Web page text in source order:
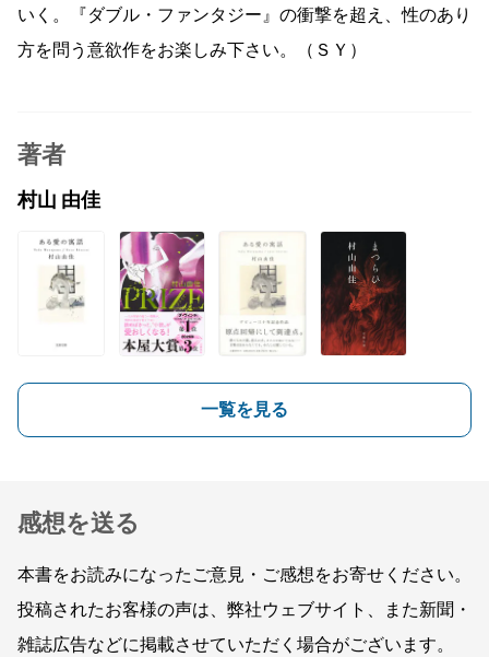
いく。『ダブル・ファンタジー』の衝撃を超え、性のあり
方を問う意欲作をお楽しみ下さい。（ＳＹ）
著者
村山 由佳
一覧を見る
感想を送る
本書をお読みになったご意見・ご感想をお寄せください。
投稿されたお客様の声は、弊社ウェブサイト、また新聞・
雑誌広告などに掲載させていただく場合がございます。